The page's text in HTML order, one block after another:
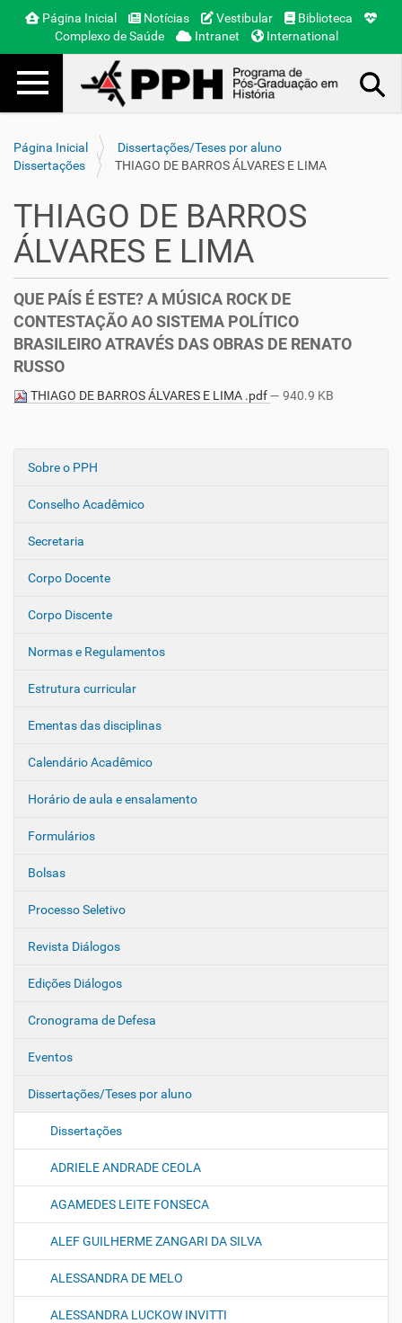
Página Inicial Notícias Vestibular
Biblioteca
Complexo de Saúde
Intranet International
Toggle navigation
Página Inicial
Dissertações/Teses por aluno
Dissertações
THIAGO DE BARROS ÁLVARES E LIMA
N
e
a
ç
o
Sobre o PPH
Conselho Acadêmico
Secretaria
Corpo Docente
Corpo Discente
Normas e Regulamentos
Estrutura curricular
Ementas das disciplinas
Calendário Acadêmico
Horário de aula e ensalamento
Formulários
Bolsas
Processo Seletivo
Revista Diálogos
Edições Diálogos
Cronograma de Defesa
Eventos
Dissertações/Teses por aluno
Dissertações
ADRIELE ANDRADE CEOLA
AGAMEDES LEITE FONSECA
ALEF GUILHERME ZANGARI DA SILVA
ALESSANDRA DE MELO
ALESSANDRA LUCKOW INVITTI
THIAGO DE BARROS
ÁLVARES E LIMA
QUE PAÍS É ESTE? A MÚSICA ROCK DE
CONTESTAÇÃO AO SISTEMA POLÍTICO
BRASILEIRO ATRAVÉS DAS OBRAS DE RENATO
RUSSO
THIAGO DE BARROS ÁLVARES E LIMA .pdf— 940.9 KB